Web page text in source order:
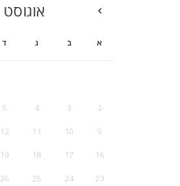
אוגוסט
א ב ג ד
2
3
4
5
9
10
11
12
16
17
18
19
23
24
25
26